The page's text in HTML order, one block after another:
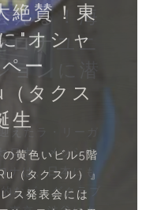
絶賛！東
"オシャ
ー
タクス
生
黄色いビル5階
（タクスル）』
ス発表会には
える！海
ナユニ
ョンに潜
えたラ・リーガ
ロナ。メッシや
ナは、日本にも
なビッグクラブ
ープが複
ス「T4
たワケ
手が活躍したこ
高まった日本卓
が増加し、卓球
た。そのひとつ
プンした「T4
「卓球スペー